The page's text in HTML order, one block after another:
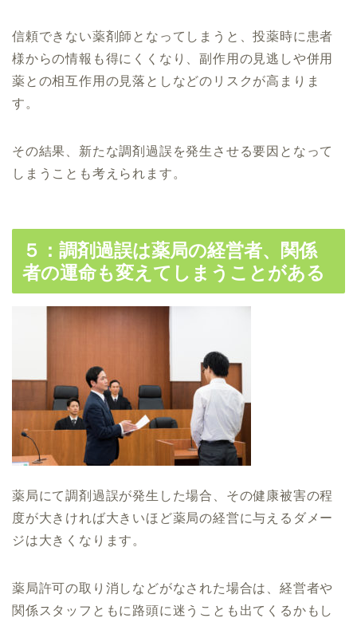
信頼できない薬剤師となってしまうと、投薬時に患者
様からの情報も得にくくなり、副作用の見逃しや併用
薬との相互作用の見落としなどのリスクが高まりま
す。
その結果、新たな調剤過誤を発生させる要因となって
しまうことも考えられます。
５：調剤過誤は薬局の経営者、関係
者の運命も変えてしまうことがある
薬局にて調剤過誤が発生した場合、その健康被害の程
度が大きければ大きいほど薬局の経営に与えるダメー
ジは大きくなります。
薬局許可の取り消しなどがなされた場合は、経営者や
関係スタッフともに路頭に迷うことも出てくるかもし